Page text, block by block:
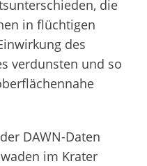
die
in flüchtigen
des
verdunsten und so
DAWN-Daten
im Krater